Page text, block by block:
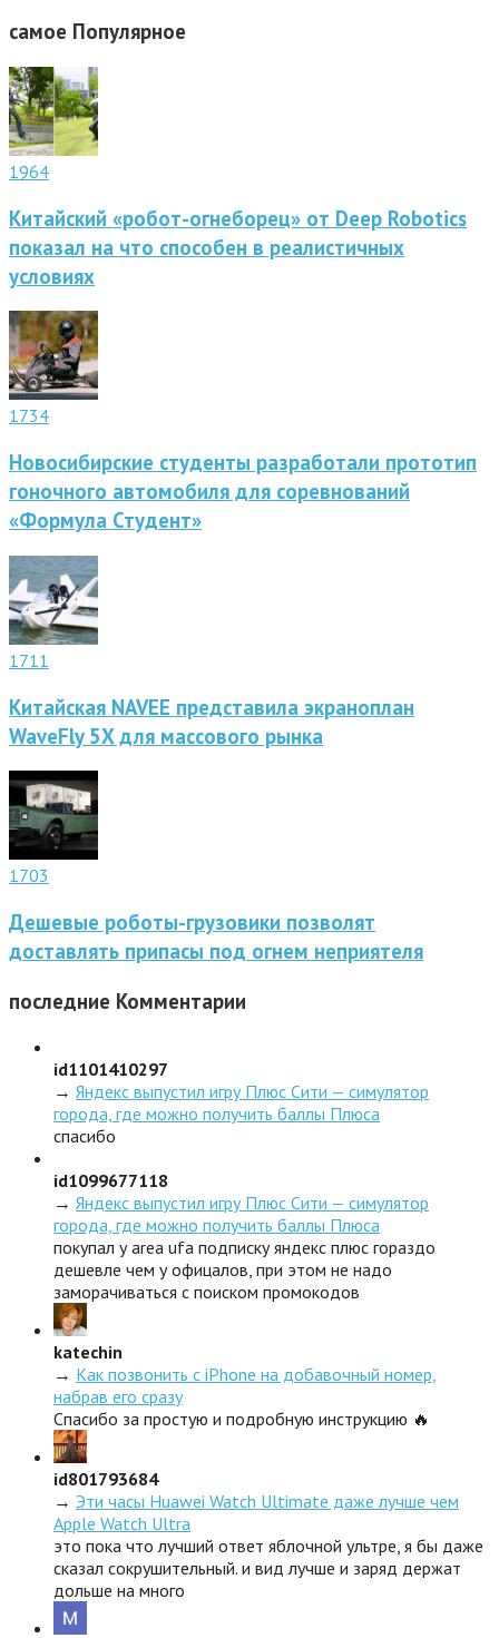
самое Популярное
1964
Китайский «робот-огнеборец» от Deep Robotics
показал на что способен в реалистичных
условиях
1734
Новосибирские студенты разработали прототип
гоночного автомобиля для соревнований
«Формула Студент»
1711
Китайская NAVEE представила экраноплан
WaveFly 5X для массового рынка
1703
Дешевые роботы-грузовики позволят
доставлять припасы под огнем неприятеля
последние Комментарии
id1101410297
→ Яндекс выпустил игру Плюс Сити — симулятор
города, где можно получить баллы Плюса
спасибо
id1099677118
→ Яндекс выпустил игру Плюс Сити — симулятор
города, где можно получить баллы Плюса
покупал у area ufa подписку яндекс плюс гораздо
дешевле чем у офицалов, при этом не надо
заморачиваться с поиском промокодов
katechin
→ Как позвонить с iPhone на добавочный номер,
набрав его сразу
Спасибо за простую и подробную инструкцию 🔥
id801793684
→ Эти часы Huawei Watch Ultimate даже лучше чем
Apple Watch Ultra
это пока что лучший ответ яблочной ультре, я бы даже
сказал сокрушительный. и вид лучше и заряд держат
дольше на много